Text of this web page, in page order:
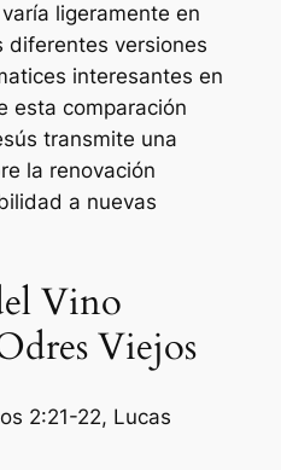
ligeramente en
diferentes versiones
interesantes en
esta comparación
transmite una
la renovación
a nuevas
Vino
Viejos
2:21-22, Lucas